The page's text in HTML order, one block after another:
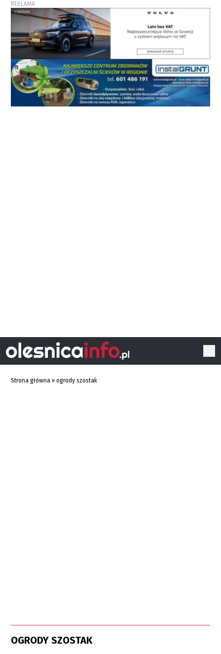
REKLAMA
Strona główna »ogrody szostak
OGRODY SZOSTAK